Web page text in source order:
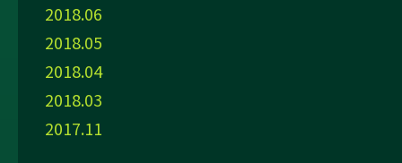
2018.06
2018.05
2018.04
2018.03
2017.11